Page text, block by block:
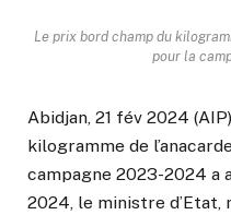
Le prix bord champ du
pour la
Abidjan, 21 fév 2024
kilogramme de
campagne 2023-2024 a
2024, le ministre d’Etat,